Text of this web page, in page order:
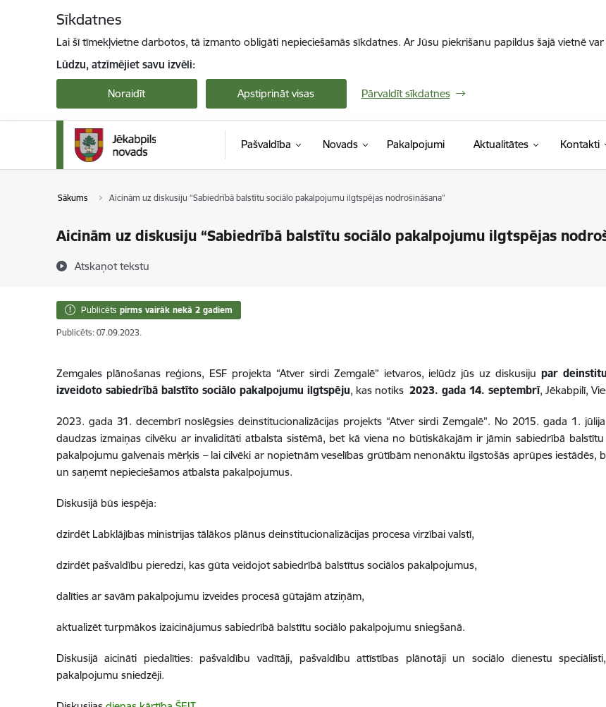
Sīkdatnes
Lai šī tīmekļvietne darbotos, tā izmanto obligāti nepieciešamās sīkdatnes. Ar Jūsu piekrišanu papildus šajā vietnē
Lūdzu, atzīmējiet savu izvēli:
Noraidīt Apstiprināt visas Pārvaldīt sīkdatnes
Pašvaldība Novads Pakalpojumi Aktualitātes Kontakti
Sākums Aicinām uz diskusiju “Sabiedrībā balstītu sociālo pakalpojumu ilgtspējas nodrošināšana”
Aicinām uz diskusiju “Sabiedrībā balstītu sociālo pakalpojumu ilgtspējas
Atskaņot tekstu
Publicēts pirms vairāk nekā 2 gadiem
Publicēts: 07.09.2023.
Zemgales plānošanas reģions, ESF projekta “Atver sirdi Zemgalē” ietvaros, ielūdz jūs uz diskusiju par
izveidoto sabiedrībā balstīto sociālo pakalpojumu ilgtspēju, kas notiks 2023. gada 14. septembrī, Jēkabpilī,
2023. gada 31. decembrī noslēgsies deinstitucionalizācijas projekts “Atver sirdi Zemgalē”. No 2015. gada 1.
daudzas izmaiņas cilvēku ar invaliditāti atbalsta sistēmā, bet kā viena no būtiskākajām ir jāmin sabiedrībā
pakalpojumu galvenais mērķis – lai cilvēki ar nopietnām veselības grūtībām nenonāktu ilgstošās aprūpes iestādēs,
un saņemt nepieciešamos atbalsta pakalpojumus.
Diskusijā būs iespēja:
dzirdēt Labklājības ministrijas tālākos plānus deinstitucionalizācijas procesa virzībai valstī,
dzirdēt pašvaldību pieredzi, kas gūta veidojot sabiedrībā balstītus sociālos pakalpojumus,
dalīties ar savām pakalpojumu izveides procesā gūtajām atziņām,
aktualizēt turpmākos izaicinājumus sabiedrībā balstītu sociālo pakalpojumu sniegšanā.
Diskusijā aicināti piedalīties: pašvaldību vadītāji, pašvaldību attīstības plānotāji un sociālo dienestu
pakalpojumu sniedzēji.